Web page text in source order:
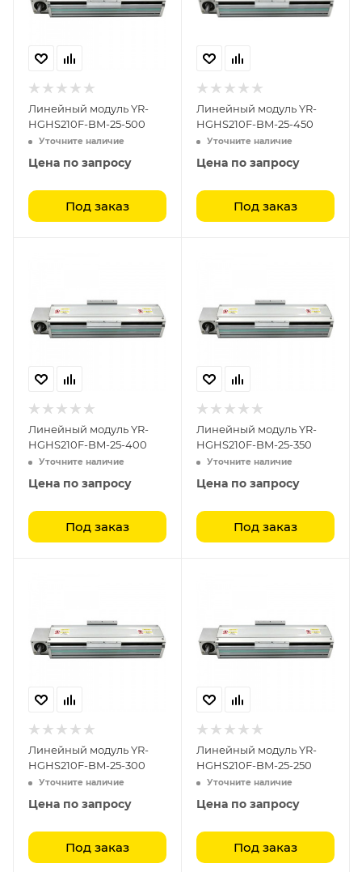
Линейный модуль YR-
HGHS210F-BM-25-500
Уточните наличие
Цена по запросу
Под заказ
Линейный модуль YR-
HGHS210F-BM-25-450
Уточните наличие
Цена по запросу
Под заказ
Линейный модуль YR-
HGHS210F-BM-25-400
Уточните наличие
Цена по запросу
Под заказ
Линейный модуль YR-
HGHS210F-BM-25-350
Уточните наличие
Цена по запросу
Под заказ
Линейный модуль YR-
HGHS210F-BM-25-300
Уточните наличие
Цена по запросу
Под заказ
Линейный модуль YR-
HGHS210F-BM-25-250
Уточните наличие
Цена по запросу
Под заказ